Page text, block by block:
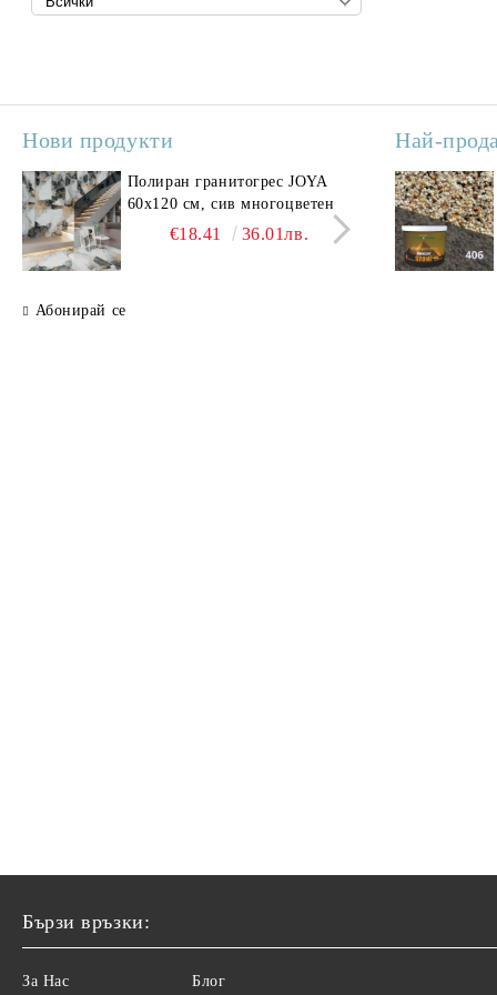
Нови продукти
Полиран гранитогрес JOYA
60x120 см, сив многоцветен
€18.41 36.01лв.
Абонирай се
Най-
Бързи връзки:
За Нас Блог